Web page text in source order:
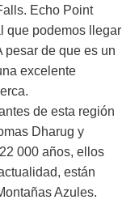
Echo Point
que podemos llegar
pesar de que es un
excelente
de esta región
Dharug y
000 años, ellos
están
Azules.